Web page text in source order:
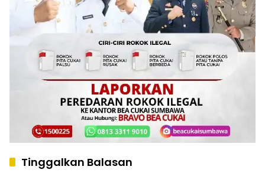
Tinggalkan Balasan